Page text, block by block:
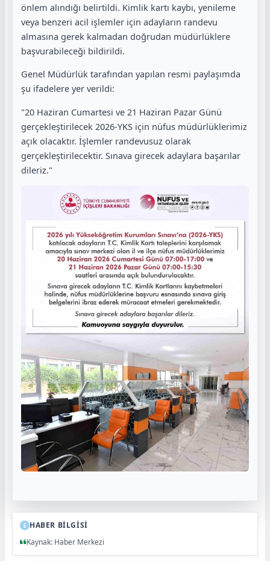
önlem alındığı belirtildi. Kimlik kartı kaybı, yenileme
veya benzeri acil işlemler için adayların randevu
almasına gerek kalmadan doğrudan müdürlüklere
başvurabileceği bildirildi.
Genel Müdürlük tarafından yapılan resmi paylaşımda
şu ifadelere yer verildi:
"20 Haziran Cumartesi ve 21 Haziran Pazar Günü
gerçekleştirilecek 2026-YKS için nüfus müdürlüklerimiz
açık olacaktır. İşlemler randevusuz olarak
gerçekleştirilecektir. Sınava girecek adaylara başarılar
dileriz."
HABER BİLGİSİ
Kaynak: Haber Merkezi